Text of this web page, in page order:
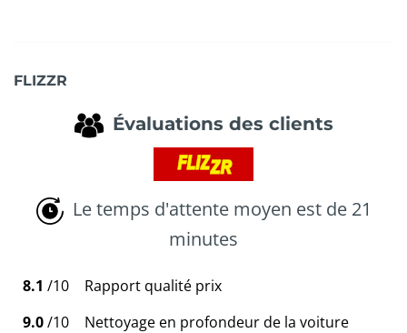
FLIZZR
Évaluations des clients
Le temps d'attente moyen est de 21
minutes
8.1 /10
Rapport qualité prix
9.0/10
Nettoyage en profondeur de la voiture